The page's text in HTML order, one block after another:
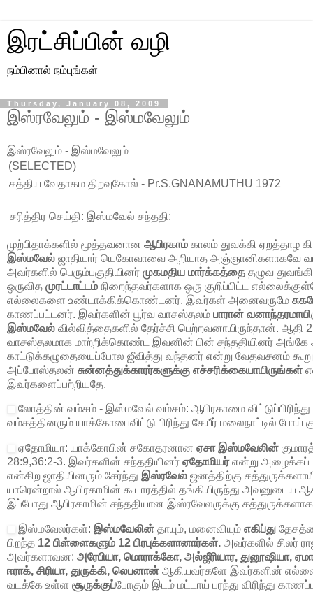
இரட்சிப்பின் வழி
நம்பினால் நம்புங்கள்
Thursday, January 08, 2009
இஸ்ரவேலும் - இஸ்மவேலும்
இஸ்ரவேலும் - இஸ்மவேலும்
(SELECTED)
சத்திய வேதாகம திறவுகோல் - Pr.S.GNANAMUTHU 1972
சரித்திர செய்தி: இஸ்மவேல் சந்ததி:
முற்பிதாக்களில் மூத்தவனான ஆபிரகாம் காலம் துவக்கி ஏறத்தாழ
இஸ்மவேல் ஜாதியார் யெகோவாவை அறியாத அஞ்ஞானிகளாகவே
அவர்களில் பெரும்பகுதியினர் முகமதிய மார்க்கத்தை தழுவ
ஒருவித முரட்டாட்டம் நிறைந்தவர்களாக ஒரு குறிப்பிட்ட
எல்லைகளை உண்டாக்கிக்கொண்டனர். இவர்கள் அனைவருமே
காணப்பட்டனர். இவர்களின் பூர்வ வாசஸ்தலம் பாரான்
இஸ்மவேல் வில்வித்தைகளில் தேர்ச்சி பெற்றவனாயிருந்தான்.
வாசஸ்தலமாக மாற்றிக்கொண்ட இவனின் பின் சந்ததியினர் அங்கே
காட்டுக்கழுதையைப்போல ஜீவித்து வந்தனர் என்று வேதவசனம்
அப்போஸ்தலன் சுன்னத்துக்காரர்களுக்கு எச்சரிக்கையாயிருங்கள்
இவர்களைப்பற்றியதே.
லோத்தின் வம்சம் - இஸ்மவேல் வம்சம்: ஆபிரகாமை
வம்சத்தினரும் யாக்கோபைவிட்டு பிரிந்து சேயீர் மலைநாட்டில் போய்
ஏதோமியா: யாக்கோபின் சகோதரனான ஏசா இஸ்மவேலின்
28:9,36:2-3. இவர்களின் சந்ததியினர் ஏதோமியர்என்று
என்கிற ஜாதியினரும் சேர்ந்து இஸ்ரவேல் ஜனத்திற்கு
யாரென்றால் ஆபிரகாமின் கூடாரத்தில் தங்கியிருந்து அவனுடைய
இப்போது ஆபிரகாமின் சந்ததியான இஸ்ரவேலருக்கு சத்துருக்களாக
இஸ்மவேலர்கள்: இஸ்மவேலின் தாயும், மனைவியும் எகிப்து
பிறந்த 12 பிள்ளைகளும் 12 பிரபுக்களானார்கள். அவர்களில் சிலர்
அவர்களாவன: அரேபியா, மொராக்கோ, அல்ஜீரியார, துனூஷியா,
ஈராக், சிரியா, துருக்கி, லெபனான் ஆகியவர்களே இவர்களின்
வடக்கே உள்ள சூருக்குப்போகும் இடம் மட்டாய் பரந்து விரிந்து